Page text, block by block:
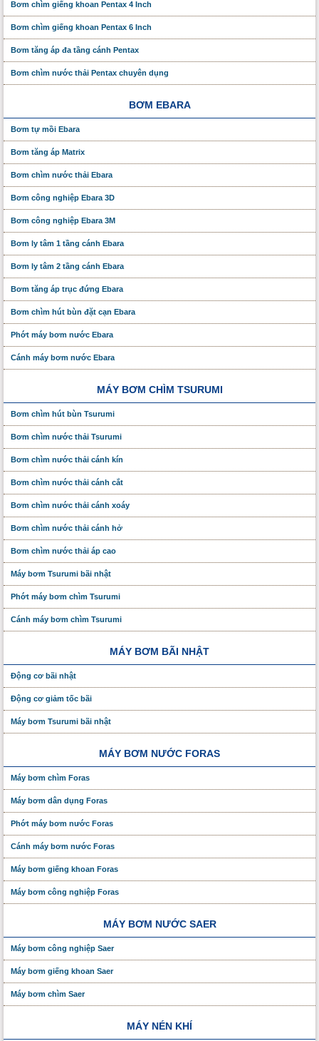
Bơm chìm giếng khoan Pentax 4 Inch
Bơm chìm giếng khoan Pentax 6 Inch
Bơm tăng áp đa tầng cánh Pentax
Bơm chìm nước thải Pentax chuyên dụng
BƠM EBARA
Bơm tự mồi Ebara
Bơm tăng áp Matrix
Bơm chìm nước thải Ebara
Bơm công nghiệp Ebara 3D
Bơm công nghiệp Ebara 3M
Bơm ly tâm 1 tầng cánh Ebara
Bơm ly tâm 2 tầng cánh Ebara
Bơm tăng áp trục đứng Ebara
Bơm chìm hút bùn đặt cạn Ebara
Phớt máy bơm nước Ebara
Cánh máy bơm nước Ebara
MÁY BƠM CHÌM TSURUMI
Bơm chìm hút bùn Tsurumi
Bơm chìm nước thải Tsurumi
Bơm chìm nước thải cánh kín
Bơm chìm nước thải cánh cắt
Bơm chìm nước thải cánh xoáy
Bơm chìm nước thải cánh hở
Bơm chìm nước thải áp cao
Máy bơm Tsurumi bãi nhật
Phớt máy bơm chìm Tsurumi
Cánh máy bơm chìm Tsurumi
MÁY BƠM BÃI NHẬT
Động cơ bãi nhật
Động cơ giảm tốc bãi
Máy bơm Tsurumi bãi nhật
MÁY BƠM NƯỚC FORAS
Máy bơm chìm Foras
Máy bơm dân dụng Foras
Phớt máy bơm nước Foras
Cánh máy bơm nước Foras
Máy bơm giếng khoan Foras
Máy bơm công nghiệp Foras
MÁY BƠM NƯỚC SAER
Máy bơm công nghiệp Saer
Máy bơm giếng khoan Saer
Máy bơm chìm Saer
MÁY NÉN KHÍ